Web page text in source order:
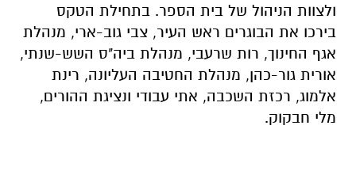
ולצוות הניהול של בית הספר. בתחילת הטקס
בירכו את הבוגרים ראש העיר, צבי גוב-ארי, מנהלת
אגף החינוך, רות שרעבי, מנהלת ביה"ס השש-שנתי,
אורית גור-כהן, מנהלת החטיבה העליונה, רינת
אלמוג, רכזת השכבה, אתי עבודי ונציגת ההורים,
מלי חבקוק.